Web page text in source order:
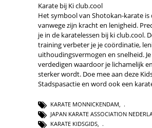
Karate bij Ki club.cool
Het symbool van Shotokan-karate is
vanwege zijn kracht en lenigheid.
je in de karatelessen bij ki club.cool.
training verbeter je je coördinatie,
uithoudingsvermogen en snelheid.
verdedigen waardoor je lichamelijk
sterker wordt. Doe mee aan deze
Stadspasactie en word ook een
KARATE MONNICKENDAM
JAPAN KARATE ASSOCIATION
KARATE KIDSGIDS